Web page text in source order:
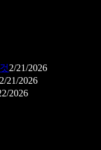
2/21/2026
2/21/2026
2026